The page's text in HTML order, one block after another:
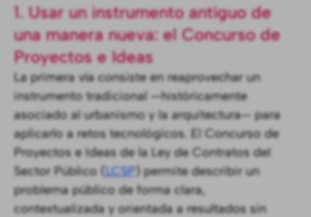
1. Usar un instrumento antiguo de
una manera nueva: el Concurso de
Proyectos e Ideas
La primera vía consiste en reaprovechar un
instrumento tradicional —históricamente
asociado al urbanismo y la arquitectura— para
aplicarlo a retos tecnológicos. El Concurso de
Proyectos e Ideas de la Ley de Contratos del
Sector Público ( LCSP ) permite describir un
problema público de forma clara,
contextualizada y orientada a resultados sin